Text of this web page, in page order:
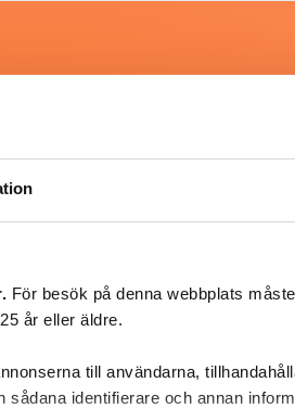
För besök på denna webbplats
år eller äldre.
till användarna,
identifierare och annan